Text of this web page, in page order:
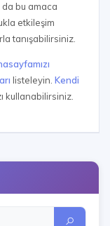
da bu amaca
etkileşim
tanışabilirsiniz.
listeleyin. Kendi
kullanabilirsiniz.